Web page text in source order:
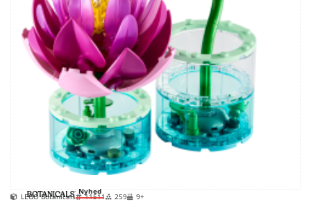
Nyhed
LEGO Botanicals 11511 259 9+